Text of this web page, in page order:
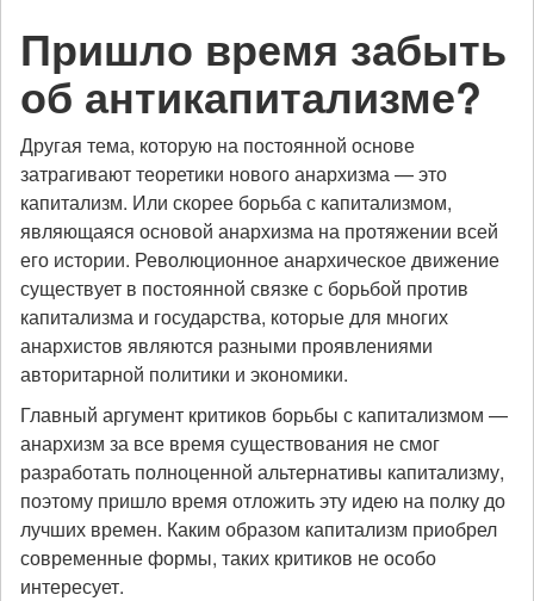
Пришло время забыть
об антикапитализме?
Другая тема, которую на постоянной основе
затрагивают теоретики нового анархизма — это
капитализм. Или скорее борьба с капитализмом,
являющаяся основой анархизма на протяжении всей
его истории. Революционное анархическое движение
существует в постоянной связке с борьбой против
капитализма и государства, которые для многих
анархистов являются разными проявлениями
авторитарной политики и экономики.
Главный аргумент критиков борьбы с капитализмом —
анархизм за все время существования не смог
разработать полноценной альтернативы капитализму,
поэтому пришло время отложить эту идею на полку до
лучших времен. Каким образом капитализм приобрел
современные формы, таких критиков не особо
интересует.